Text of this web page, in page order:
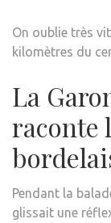
On oublie très
kilomètres du
La
raconte
Pendant la
glissait une